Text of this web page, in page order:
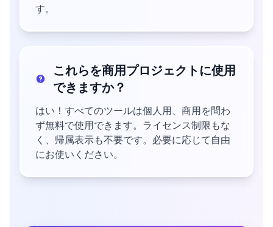
す。
これらを商用プロジェクトに使用
できますか？
はい！すべてのツールは個人用、商用を問わ
ず無料で使用できます。ライセンス制限もな
く、帰属表示も不要です。必要に応じて自由
にお使いください。